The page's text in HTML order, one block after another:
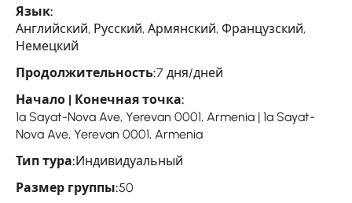
Язык:
Английский, Русский, Армянский, Французский,
Немецкий
Продолжительность:7 дня/дней
Начало | Конечная точка:
1a Sayat-Nova Ave, Yerevan 0001, Armenia | 1a Sayat-
Nova Ave, Yerevan 0001, Armenia
Тип тура:Индивидуальный
Размер группы:50